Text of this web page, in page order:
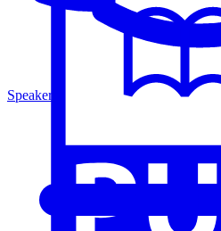
Speakers